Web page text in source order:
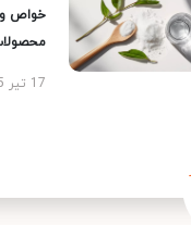
خواص و
17 تیر 1405